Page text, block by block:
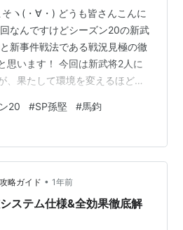
ヽ(・∀・) どうも皆さんこんに
なんですけどシーズン20の新武
新事件戦法である戦況見極の徹
思います！ 今回は新武将2人に
、果たして環境を変えるほどの
い✨ それではやっていきましょ
はどんな武将？ ・ SP孫堅概
法解説 ２ 馬鈞とはどんな武将？
継承戦法解説 ３ 新事件戦法:戦況
編成紹介❗️ …
20 #SP孫堅 #馬鈞
略ガイド • 1年前
ステム仕様&全効果徹底解